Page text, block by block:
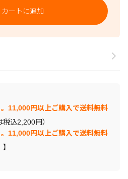
カートに追加
11,000円以上ご購入で送料無料
込2,200円）
11,000円以上ご購入で送料無料